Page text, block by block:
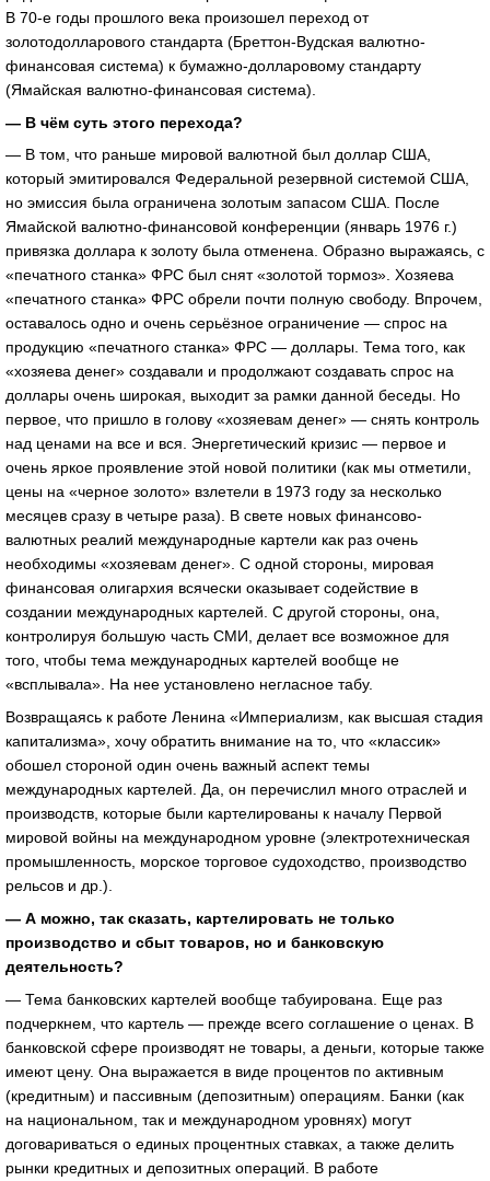
В 70-е годы прошлого века произошел переход от
золотодолларового стандарта (Бреттон-Вудская валютно-
финансовая система) к бумажно-долларовому стандарту
(Ямайская валютно-финансовая система).
— В чём суть этого перехода?
— В том, что раньше мировой валютной был доллар США,
который эмитировался Федеральной резервной системой США,
но эмиссия была ограничена золотым запасом США. После
Ямайской валютно-финансовой конференции (январь 1976 г.)
привязка доллара к золоту была отменена. Образно выражаясь, с
«печатного станка» ФРС был снят «золотой тормоз». Хозяева
«печатного станка» ФРС обрели почти полную свободу. Впрочем,
оставалось одно и очень серьёзное ограничение — спрос на
продукцию «печатного станка» ФРС — доллары. Тема того, как
«хозяева денег» создавали и продолжают создавать спрос на
доллары очень широкая, выходит за рамки данной беседы. Но
первое, что пришло в голову «хозяевам денег» — снять контроль
над ценами на все и вся. Энергетический кризис — первое и
очень яркое проявление этой новой политики (как мы отметили,
цены на «черное золото» взлетели в 1973 году за несколько
месяцев сразу в четыре раза). В свете новых финансово-
валютных реалий международные картели как раз очень
необходимы «хозяевам денег». С одной стороны, мировая
финансовая олигархия всячески оказывает содействие в
создании международных картелей. С другой стороны, она,
контролируя большую часть СМИ, делает все возможное для
того, чтобы тема международных картелей вообще не
«всплывала». На нее установлено негласное табу.
Возвращаясь к работе Ленина «Империализм, как высшая стадия
капитализма», хочу обратить внимание на то, что «классик»
обошел стороной один очень важный аспект темы
международных картелей. Да, он перечислил много отраслей и
производств, которые были картелированы к началу Первой
мировой войны на международном уровне (электротехническая
промышленность, морское торговое судоходство, производство
рельсов и др.).
— А можно, так сказать, картелировать не только
производство и сбыт товаров, но и банковскую
деятельность?
— Тема банковских картелей вообще табуирована. Еще раз
подчеркнем, что картель — прежде всего соглашение о ценах. В
банковской сфере производят не товары, а деньги, которые также
имеют цену. Она выражается в виде процентов по активным
(кредитным) и пассивным (депозитным) операциям. Банки (как
на национальном, так и международном уровнях) могут
договариваться о единых процентных ставках, а также делить
рынки кредитных и депозитных операций. В работе